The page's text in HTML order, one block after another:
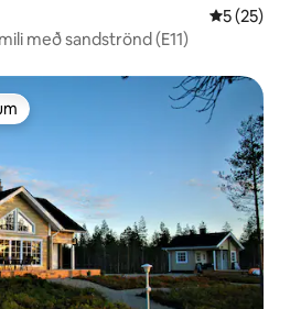
5 af 5 í
5 (25)
með sandströnd (E11)